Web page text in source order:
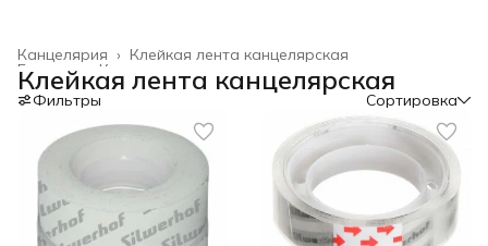
Клейкая лента канцелярская
Канцелярия ›
Канцелярские товары
Главная
Клейкая лента канцелярская
Фильтры Сортировка